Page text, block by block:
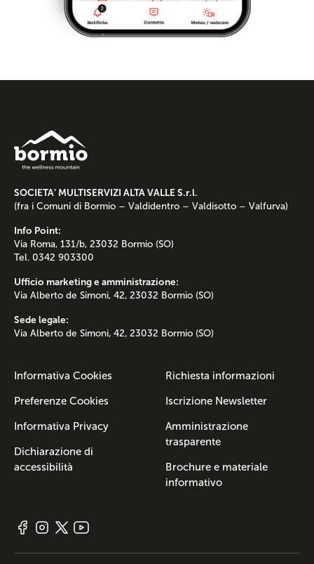
SOCIETA’ MULTISERVIZI ALTA VALLE S.r.l.
(fra i Comuni di Bormio – Valdidentro – Valdisotto – Valfurva)
Info Point:
Via Roma, 131/b, 23032 Bormio (SO)
Tel. 0342 903300
Ufficio marketing e amministrazione:
Via Alberto de Simoni, 42, 23032 Bormio (SO)
Sede legale:
Via Alberto de Simoni, 42, 23032 Bormio (SO)
Informativa Cookies
Preferenze Cookies
Informativa Privacy
Dichiarazione di
accessibilità
Richiesta informazioni
Iscrizione Newsletter
Amministrazione
trasparente
Brochure e materiale
informativo